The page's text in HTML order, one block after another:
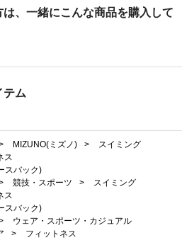
、一緒にこんな商品を購入して
テム
MIZUNO(ミズノ) >
スイミング
ス
スバック)
競技・スポーツ >
スイミング
ス
スバック)
ウェア・スポーツ・カジュアル
>
フィットネス